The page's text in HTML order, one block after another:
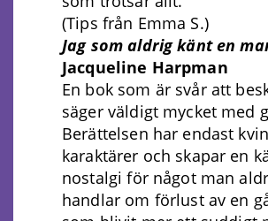
(Tips från Emma S.)
Jag som aldrig känt en
Jacqueline Harpman
En bok som är svår att
säger väldigt mycket med
Berättelsen har endast
karaktärer och skapar en
nostalgi för något man
handlar om förlust av en